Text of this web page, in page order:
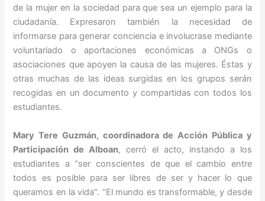
de la mujer en la sociedad para que sea un ejemplo para la
ciudadanía. Expresaron también la necesidad de
informarse para generar conciencia e involucrase mediante
voluntariado o aportaciones económicas a ONGs o
asociaciones que apoyen la causa de las mujeres. Éstas y
otras muchas de las ideas surgidas en los grupos serán
recogidas en un documento y compartidas con todos los
estudiantes.
Mary Tere Guzmán, coordinadora de Acción Pública y
Participación de Alboan, cerró el acto, instando a los
estudiantes a “ser conscientes de que el cambio entre
todos es posible para ser libres de ser y hacer lo que
queramos en la vida”. “El mundo es transformable, y desde